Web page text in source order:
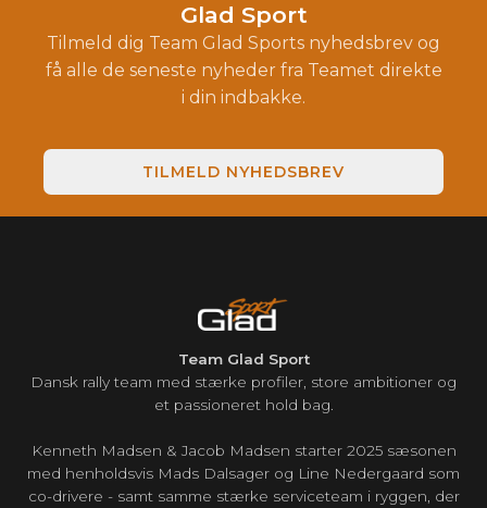
Glad Sport
Tilmeld dig Team Glad Sports nyhedsbrev og
få alle de seneste nyheder fra Teamet direkte
i din indbakke.
TILMELD NYHEDSBREV
Team Glad Sport
Dansk rally team med stærke profiler, store ambitioner og
et passioneret hold bag.
Kenneth Madsen & Jacob Madsen starter 2025 sæsonen
med henholdsvis Mads Dalsager og Line Nedergaard som
co-drivere - samt samme stærke serviceteam i ryggen, der